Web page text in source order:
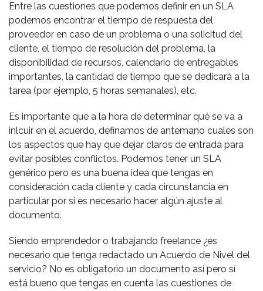
Entre las cuestiones que podemos definir en un SLA
podemos encontrar el tiempo de respuesta del
proveedor en caso de un problema o una solicitud del
cliente, el tiempo de resolución del problema, la
disponibilidad de recursos, calendario de entregables
importantes, la cantidad de tiempo que se dedicará a la
tarea (por ejemplo, 5 horas semanales), etc.
Es importante que a la hora de determinar qué se va a
inlcuir en el acuerdo, definamos de antemano cuales son
los aspectos que hay que dejar claros de entrada para
evitar posibles conflictos. Podemos tener un SLA
genérico pero es una buena idea que tengas en
consideración cada cliente y cada circunstancia en
particular por si es necesario hacer algún ajuste al
documento.
Siendo emprendedor o trabajando freelance ¿es
necesario que tenga redactado un Acuerdo de Nivel del
servicio? No es obligatorio un documento así pero sí
está bueno que tengas en cuenta las cuestiones de